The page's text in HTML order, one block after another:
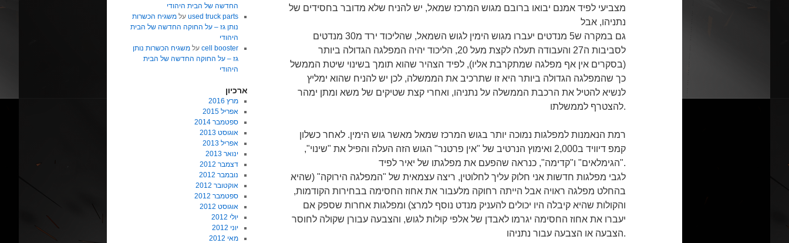
מצביעי לפיד אמנם יבואו ברובם מגוש המרכז שמאל, יש להניח שלא מדובר בחסידים של
נתניהו, אבל
גם במקרה ש5 מנדטים יעברו מגוש הימין לגוש השמאל, שהליכוד ירד מ30 מנדטים
לסביבות ה27 והעבודה תעלה לקצת מעל 20, הליכוד יהיה המפלגה הגדולה ביותר
(בסקרים אין אף מפלגה שמתקרבת אליו), לפיד הצהיר שהוא תומך בשינוי שיטת הממשל
כך שהמפלגה הגדולה ביותר היא זו שתרכיב את הממשלה, לכן יש להניח שהוא ימליץ
לנשיא להטיל את הרכבת הממשלה על נתניהו, ואחרי קצת שטיקים של משא ומתן ימהר
להצטרף לממשלתו.
רמת הנאמנות למפלגות נמוכה יותר בגוש המרכז שמאל מאשר גוש הימין. לאחר כשלון
קמפ דיוויד ב2,000 ואימוץ הנרטיב של "אין פרטנר" הגוש הזה העלה והפיל את "שינוי",
"הגימלאים" ו"קדימה", כנראה שהפעם את מפלגתו של יאיר לפיד.
לגבי מפלגות חדשות אני חלוק עליך לחלוטין, ריצה עצמאית של "המפלגה הירוקה" (שהיא
בהחלט מפלגה ראויה אבל הייתה רחוקה מלעבור את אחוז החסימה בבחירות הקודמות,
והקולות שהיא קיבלה היו יכולים להעניק מנדט נוסף למרצ) ומפלגות אחרות שספק אם
יעברו את אחוז החסימה יגרמו לאבדן של אלפי קולות לגוש, והצבעה עבורן שקולה לחוסר
הצבעה או הצבעה עבור נתניהו.
החדשה של הבית היהודי
used truck partsעל משגיח הכשרות
נותן גז – על החוקה החדשה של הבית
היהודי
cell boosterעל משגיח הכשרות נותן
גז – על החוקה החדשה של הבית
היהודי
ארכיון
מרץ 2016
אפריל 2015
ספטמבר 2014
אוגוסט 2013
אפריל 2013
ינואר 2013
דצמבר 2012
נובמבר 2012
אוקטובר 2012
ספטמבר 2012
אוגוסט 2012
יולי 2012
יוני 2012
מאי 2012